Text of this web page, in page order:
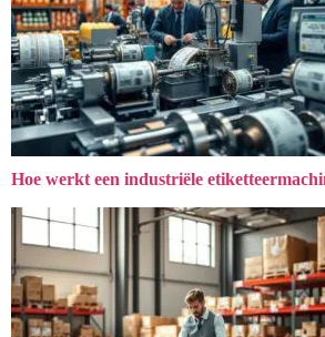
Hoe werkt een industriële